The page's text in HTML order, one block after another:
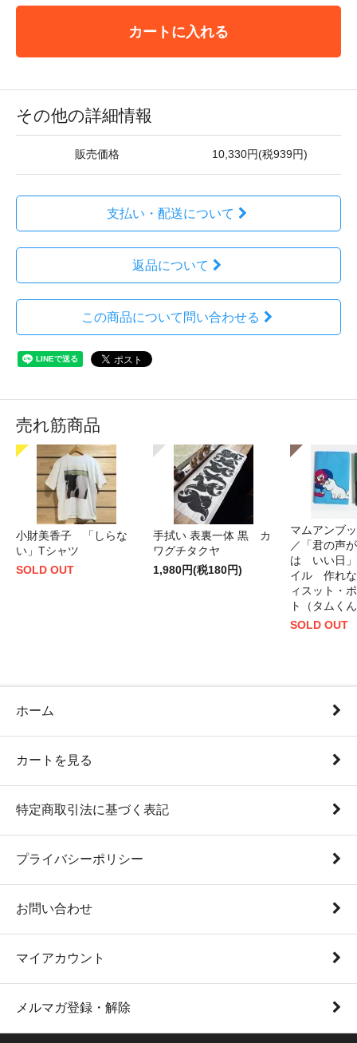
カートに入れる
その他の詳細情報
販売価格 10,330円(税939円)
支払い・配送について
返品について
この商品について問い合わせる
売れ筋商品
小財美香子 「しらな
い」Tシャツ
SOLD OUT
手拭い 表裏一体 黒 カ
ワグチタクヤ
1,980円(税180円)
マムアンブ
／「君の声
は いい日」
イル 作れ
ィスット・
ト（タムく
SOLD OUT
ホーム
カートを見る
特定商取引法に基づく表記
プライバシーポリシー
お問い合わせ
マイアカウント
メルマガ登録・解除